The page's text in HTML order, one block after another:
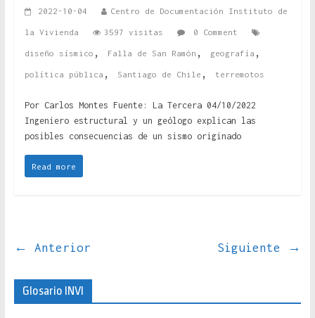
2022-10-04 Centro de Documentación Instituto de
la Vivienda 3597 visitas 0 Comment
diseño sísmico , Falla de San Ramón , geografía ,
política pública , Santiago de Chile , terremotos
Por Carlos Montes Fuente: La Tercera 04/10/2022
Ingeniero estructural y un geólogo explican las
posibles consecuencias de un sismo originado
Read more
← Anterior Siguiente →
Glosario INVI